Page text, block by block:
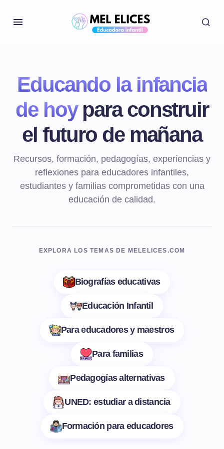
Educando la infancia
de hoypara construir
el futuro de mañana
Recursos, formación, pedagogías, experiencias y
reflexiones para educadores infantiles,
estudiantes y familias comprometidas con una
educación de calidad.
EXPLORA LOS TEMAS DE MELELICES.COM
Biografías educativas
Educación Infantil
Para educadores y maestros
Para familias
Pedagogías alternativas
UNED: estudiar a distancia
Formación para educadores